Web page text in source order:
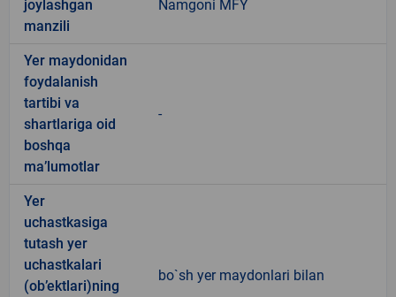
joylashgan
manzili
Namgoni MFY
Yer maydonidan
foydalanish
tartibi va
shartlariga oid
boshqa
ma’lumotlar
-
Yer
uchastkasiga
tutash yer
uchastkalari
(ob’ektlari)ning
bo`sh yer maydonlari bilan